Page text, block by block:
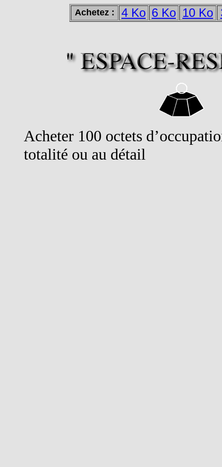
Achetez : 4 Ko 6 Ko 10 Ko
Acheter 100 octets
totalité ou au détail